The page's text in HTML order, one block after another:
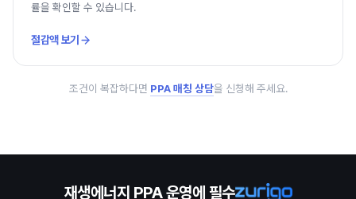
률을 확인할 수 있습니다.
절감액 보기
조건이 복잡하다면 PPA 매칭 상담을 신청해 주세요.
재생에너지 PPA 운영에 필수